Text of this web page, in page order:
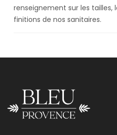
renseignement sur les tailles,
finitions de nos sanitaires.